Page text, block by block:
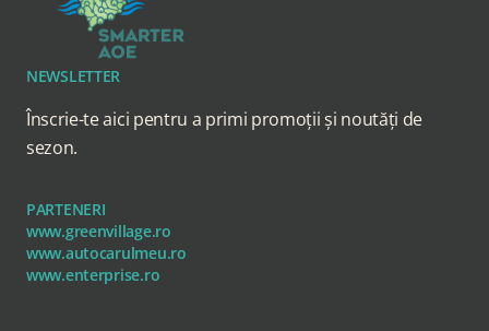
NEWSLETTER
Înscrie-te aici pentru a primi promoții și noutăți de
sezon.
PARTENERI
www.greenvillage.ro
www.autocarulmeu.ro
www.enterprise.ro